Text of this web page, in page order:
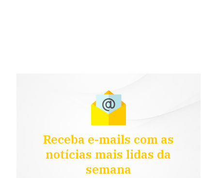
Receba e-mails com as
notícias mais lidas da
semana